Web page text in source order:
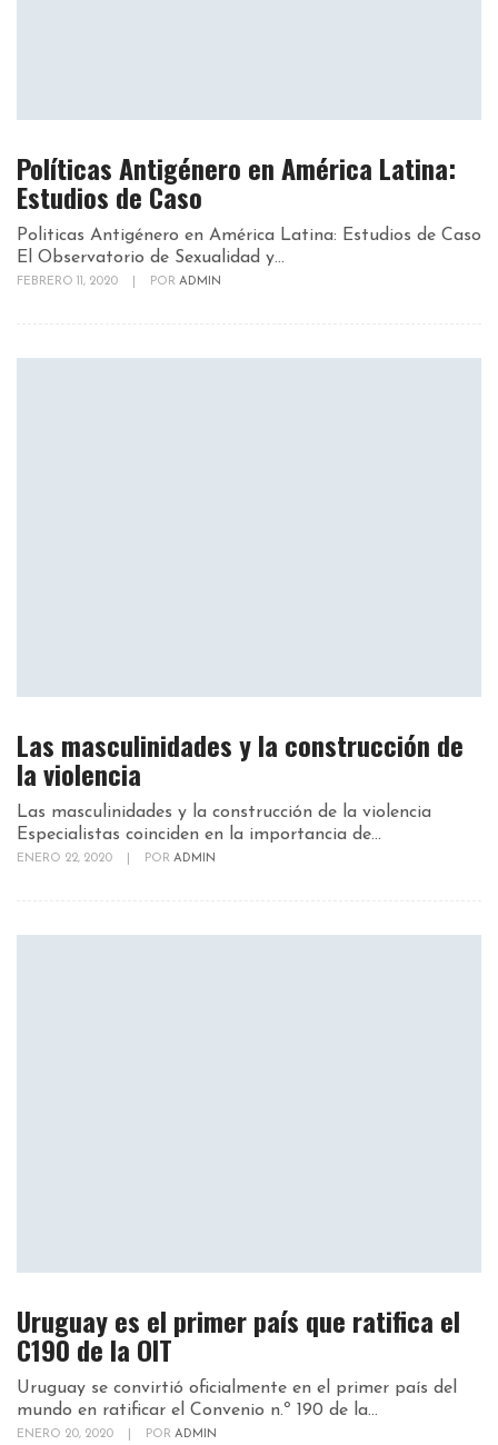
Políticas Antigénero en América Latina:
Estudios de Caso
Politicas Antigénero en América Latina: Estudios de Caso
El Observatorio de Sexualidad y...
FEBRERO 11, 2020 POR ADMIN
Las masculinidades y la construcción de
la violencia
Las masculinidades y la construcción de la violencia
Especialistas coinciden en la importancia de...
ENERO 22, 2020 POR ADMIN
Uruguay es el primer país que ratifica el
C190 de la OIT
Uruguay se convirtió oficialmente en el primer país del
mundo en ratificar el Convenio n.º 190 de la...
ENERO 20, 2020 POR ADMIN